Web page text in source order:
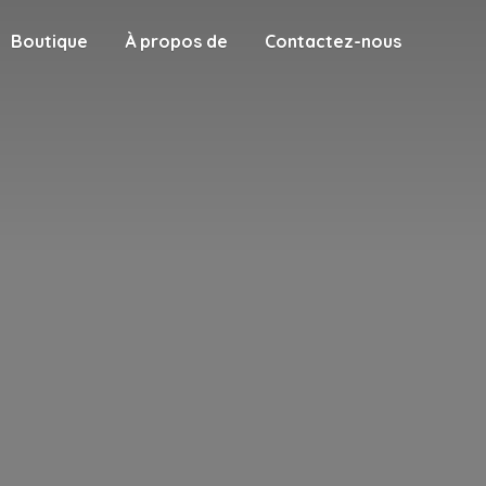
Boutique À propos de Contactez-nous